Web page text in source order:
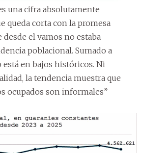
una cifra absolutamente
queda corta con la promesa
desde el vamos no estaba
poblacional. Sumado a
está en bajos históricos. Ni
la tendencia muestra que
ocupados son informales”